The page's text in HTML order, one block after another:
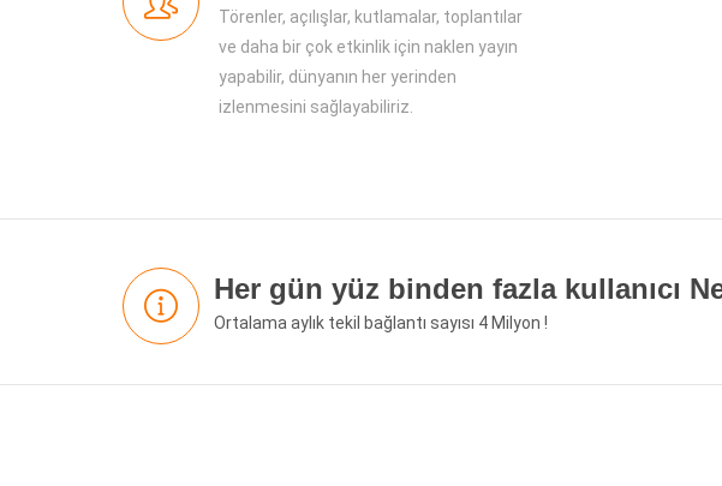
Törenler, açılışlar, kutlamalar, toplantılar
ve daha bir çok etkinlik için naklen yayın
yapabilir, dünyanın her yerinden
izlenmesini sağlayabiliriz.
Her gün yüz binden fazla kullanıcı
Ortalama aylık tekil bağlantı sayısı 4 Milyon !